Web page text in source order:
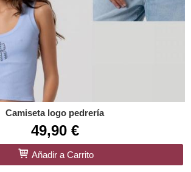
Camiseta logo pedrería
49,90 €
Añadir a Carrito